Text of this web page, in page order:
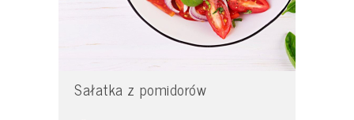
Sałatka z pomidorów